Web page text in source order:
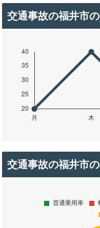
交通事故の福井市
交通事故の福井市